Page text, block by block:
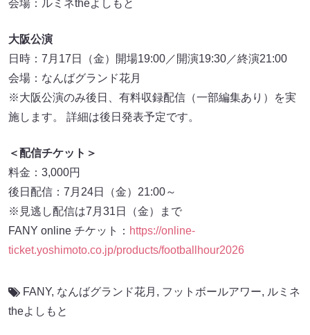
会場：ルミネtheよしもと
大阪公演
日時：7月17日（金）開場19:00／開演19:30／終演21:00
会場：なんばグランド花月
※大阪公演のみ後日、有料収録配信（一部編集あり）を実
施します。 詳細は後日発表予定です。
＜配信チケット＞
料金：3,000円
後日配信：7月24日（金）21:00～
※見逃し配信は7月31日（金）まで
FANY online チケット： https://online-
ticket.yoshimoto.co.jp/products/footballhour2026
FANY, なんばグランド花月 , フットボールアワー, ルミネ
theよしもと